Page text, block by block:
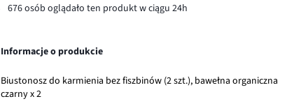
676 osób oglądało ten produkt w ciągu 24h
Informacje o produkcie
Biustonosz do karmienia bez fiszbinów (2 szt.), bawełna organiczna
czarny x 2